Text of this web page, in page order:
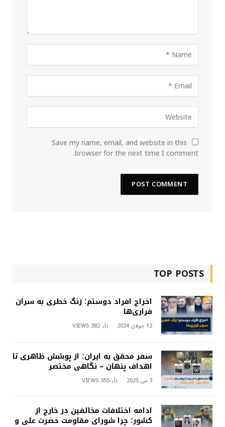
Save my name, email, and website in this
browser for the next time I comment.
TOP POSTS
اخراج افراد دوستم؛ زنگ خطری به سران
فراری‌ها
12 جولای 2024 382
VIEWS
سفر محقق به ایران؛ از پوشش ظاهری تا
اهداف پنهان – نگاهی مختصر
3 می 2025 355
VIEWS
ادامه اختلافات مخالفین در خارج از
کشور؛ چرا شورای مقاومت حضرت علی و